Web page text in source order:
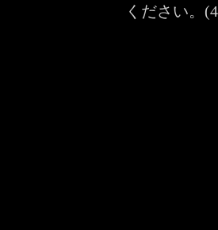
ください。